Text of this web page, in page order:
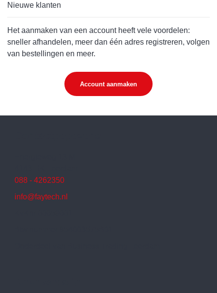
Nieuwe klanten
Het aanmaken van een account heeft vele voordelen:
sneller afhandelen, meer dan één adres registreren, volgen
van bestellingen en meer.
Account aanmaken
088 - 4262350
info@faytech.nl